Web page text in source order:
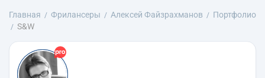
Главная Фрилансеры Алексей Файзрахманов
Портфолио
S&W